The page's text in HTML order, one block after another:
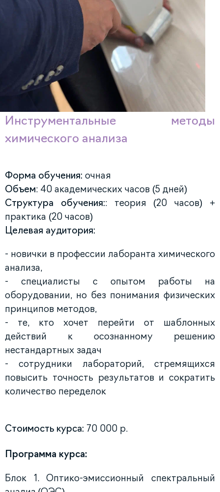
Инструментальные методы
химического анализа
Форма обучения: очная
Объем: 40 академических часов (5 дней)
Структура обучения:: теория (20 часов) +
практика (20 часов)
Целевая аудитория:
- новички в профессии лаборанта химического
анализа,
- специалисты с опытом работы на
оборудовании, но без понимания физических
принципов методов,
- те, кто хочет перейти от шаблонных
действий к осознанному решению
нестандартных задач
- сотрудники лабораторий, стремящихся
повысить точность результатов и сократить
количество переделок
Стоимость курса: 70 000 р.
Программа курса:
Блок 1. Оптико-эмиссионный спектральный